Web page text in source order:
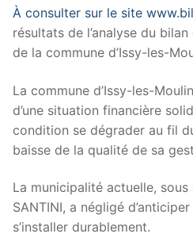
À consulter sur le site
résultats de l’analyse du
de la commune d’Issy-les-
La commune d’Issy-les-
d’une situation financière
condition se dégrader au fil
baisse de la qualité de sa
La municipalité actuelle,
SANTINI, a négligé
s’installer durablement.